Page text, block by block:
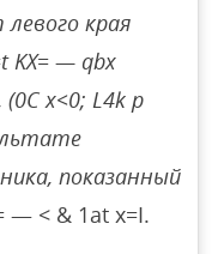
края
KX= — qbx
x<0; L4k p
показанный
— < & 1at x=I.